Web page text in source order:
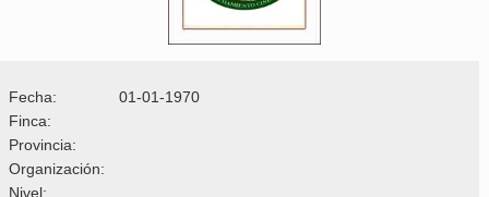
Fecha:
01-01-1970
Finca:
Provincia:
Organización:
Nivel: